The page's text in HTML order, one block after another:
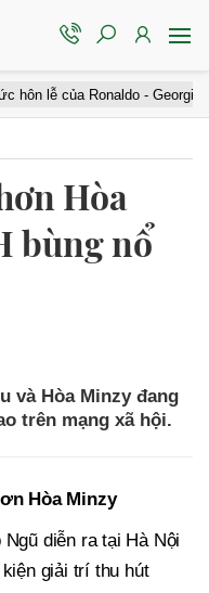
- Georgina: Giá gần
Hòa
bùng nổ
và Hòa Minzy đang
trên mạng xã hội.
Hòa Minzy
diễn ra tại Hà Nội
giải trí thu hút